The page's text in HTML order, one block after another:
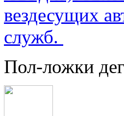
вездесущих
служб.
Пол-ложки